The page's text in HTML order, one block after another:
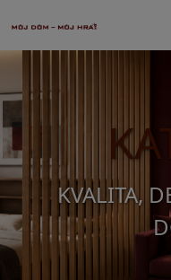
KVALITA,